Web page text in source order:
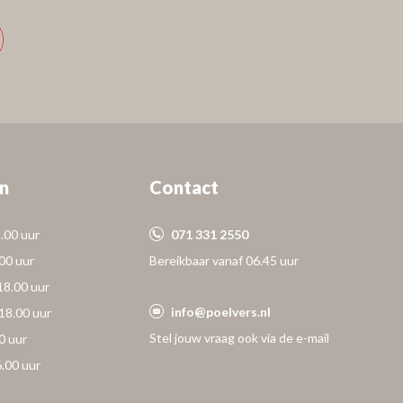
uur
uur
uur
uur
uur
uur
Contact
071 331 2550
Bereikbaar vanaf 06.45 uur
info@poelvers.nl
Stel jouw vraag ook via de e-mail